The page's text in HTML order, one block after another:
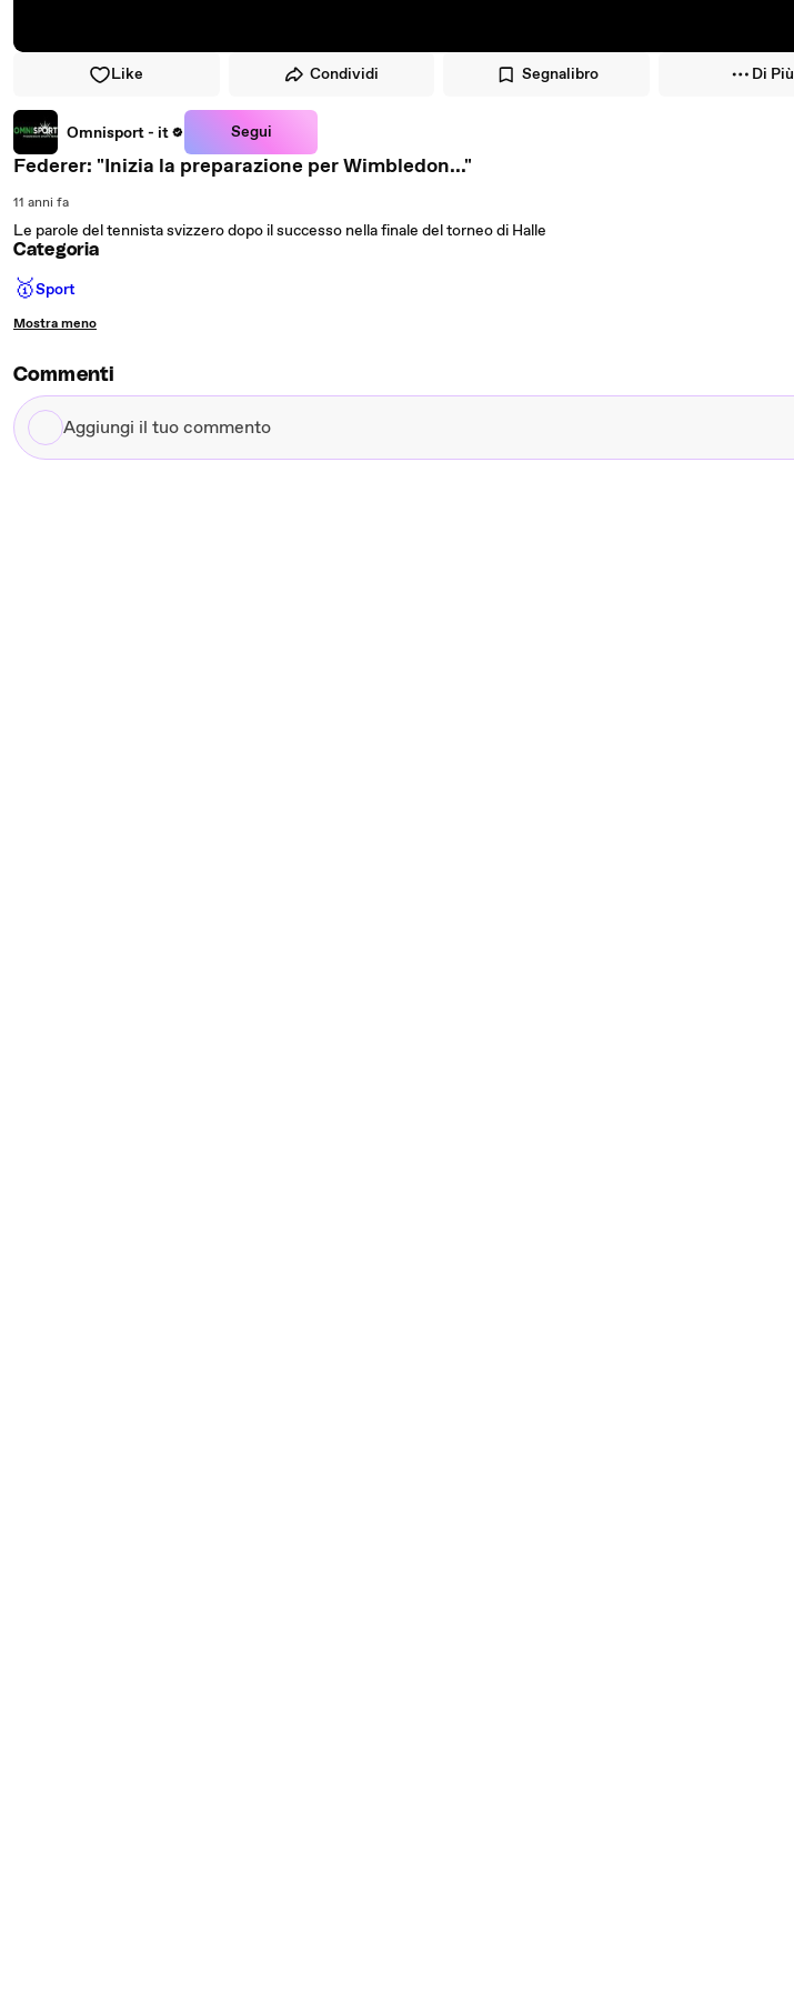
Like Condividi Segnalibro Di Più
Omnisport - it Segui
Federer: "Inizia la preparazione per Wimbledon..."
11 anni fa
Le parole del tennista svizzero dopo il successo nella finale del torneo di Halle
Categoria
🥇Sport
Mostra meno
Commenti
Aggiungi
il